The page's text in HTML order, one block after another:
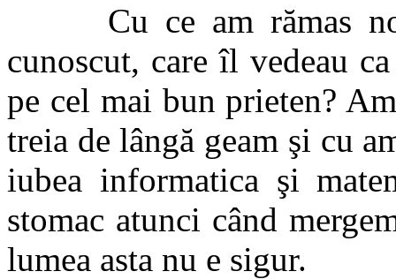
Cu ce am rămas
cunoscut, care îl vedeau
pe cel mai bun prieten?
treia de lângă geam şi cu
iubea informatica şi
stomac atunci când
lumea asta nu e sigur.